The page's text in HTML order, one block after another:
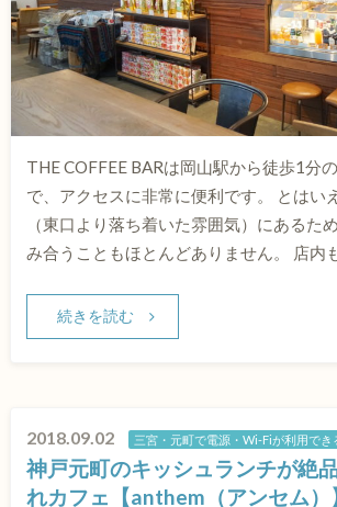
THE COFFEE BARは岡山駅から徒歩1分
で、アクセスに非常に便利です。 とはい
（東口より落ち着いた雰囲気）にあるた
み合うこともほとんどありません。 店内
続きを読む
2018.09.02 三宮・元町で電源・Wi-Fiが利用で
神戸元町のキッシュランチが絶
れカフェ【anthem（アンセム）